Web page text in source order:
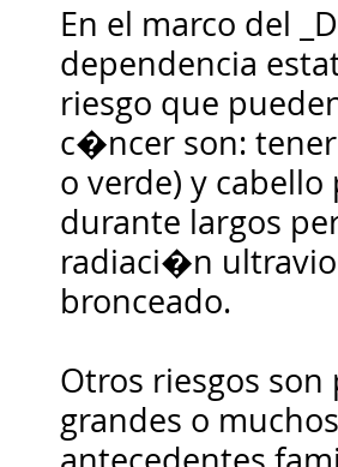
En el marco del
dependencia
riesgo que
c�ncer son:
o verde) y
durante largos
radiaci�n
bronceado.
Otros riesgos
grandes o